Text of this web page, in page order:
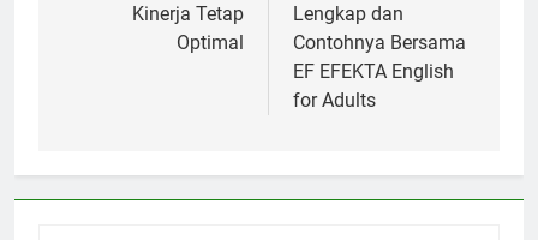
Kinerja Tetap
Optimal
Lengkap dan
Contohnya Bersama
EF EFEKTA English
for Adults